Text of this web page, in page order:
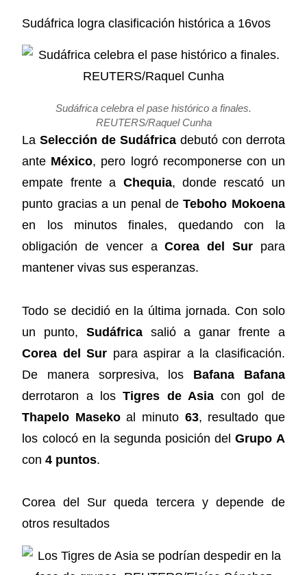
Sudáfrica logra clasificación histórica a 16vos
Sudáfrica celebra el pase histórico a finales.
REUTERS/Raquel Cunha
LaSelección de Sudáfrica debutó con derrota
ante México, pero logró recomponerse con un
empate frente a Chequia, donde rescató un
punto gracias a un penal deTeboho Mokoena
en los minutos finales, quedando con la
obligación de vencer aCorea del Surpara
mantener vivas sus esperanzas.
Todo se decidió en la última jornada. Con solo
un punto, Sudáfricasalió a ganar frente a
Corea del Sur para aspirar a la clasificación.
De manera sorpresiva, los Bafana Bafana
derrotaron a losTigres de Asiacon gol de
Thapelo Masekoal minuto 63, resultado que
los colocó en la segunda posición delGrupo A
con4 puntos.
Corea del Sur queda tercera y depende de
otros resultados